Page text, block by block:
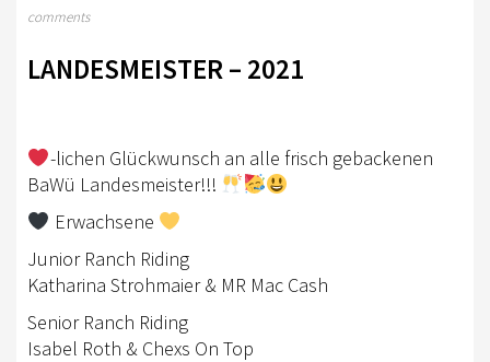
SPONSOREN
IMAGEFILM
SATZUNG/BEITRAGSORDNUNG
PROTOKOLLE JHV
TURNIERSPORT
comments
LANDESMEISTER – 2021
-lichen Glückwunsch an alle frisch gebackenen
BaWü Landesmeister!!!
Erwachsene
Junior Ranch Riding
Katharina Strohmaier & MR Mac Cash
Senior Ranch Riding
Isabel Roth & Chexs On Top